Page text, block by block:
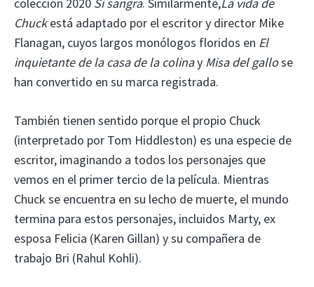
colección 2020 Si sangra. Similarmente,La vida de
Chuckestá adaptado por el escritor y director Mike
Flanagan, cuyos largos monólogos floridos en El
inquietante de la casa de la colinay Misa del gallose
han convertido en su marca registrada.
También tienen sentido porque el propio Chuck
(interpretado por Tom Hiddleston) es una especie de
escritor, imaginando a todos los personajes que
vemos en el primer tercio de la película. Mientras
Chuck se encuentra en su lecho de muerte, el mundo
termina para estos personajes, incluidos Marty, ex
esposa Felicia (Karen Gillan) y su compañera de
trabajo Bri (Rahul Kohli).